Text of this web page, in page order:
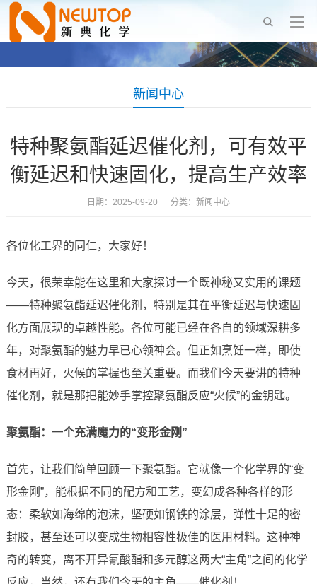
新闻中心
特种聚氨酯延迟催化剂，可有效平
衡延迟和快速固化，提高生产效率
日期：2025-09-20 分类： 新闻中心
各位化工界的同仁，大家好！
今天，很荣幸能在这里和大家探讨一个既神秘又实用的课题
——特种聚氨酯延迟催化剂，特别是其在平衡延迟与快速固
化方面展现的卓越性能。各位可能已经在各自的领域深耕多
年，对聚氨酯的魅力早已心领神会。但正如烹饪一样，即使
食材再好，火候的掌握也至关重要。而我们今天要讲的特种
催化剂，就是那把能妙手掌控聚氨酯反应“火候”的金钥匙。
聚氨酯：一个充满魔力的“变形金刚”
首先，让我们简单回顾一下聚氨酯。它就像一个化学界的“变
形金刚”，能根据不同的配方和工艺，变幻成各种各样的形
态：柔软如海绵的泡沫，坚硬如钢铁的涂层，弹性十足的密
封胶，甚至还可以变成生物相容性极佳的医用材料。这种神
奇的转变，离不开异氰酸酯和多元醇这两大“主角”之间的化学